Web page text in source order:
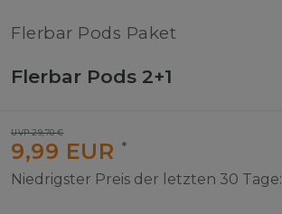
Flerbar Pods Paket
Flerbar Pods 2+1
UVP 29,70 €
9,99 EUR *
Niedrigster Preis der letzten 30 Tage: